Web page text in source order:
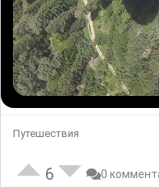
Путешествия
6 0